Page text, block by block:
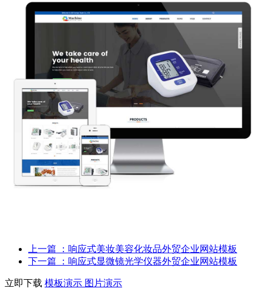
上一篇
：响应式美妆美容化妆品外贸企业网站模板
下一篇
：响应式显微镜光学仪器外贸企业网站模板
立即下载 模板演示 图片演示